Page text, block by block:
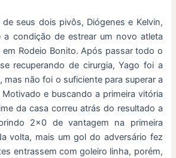
seus dois pivôs, Diógenes e Kelvin,
a condição de estrear um novo atleta
Rodeio Bonito. Após passar todo o
recuperando de cirurgia, Yago foi a
mas não foi o suficiente para superar a
e buscando a primeira vitória
da casa correu atrás do resultado a
2×0 de vantagem na primeira
volta, mais um gol do adversário fez
entrassem com goleiro linha, porém,